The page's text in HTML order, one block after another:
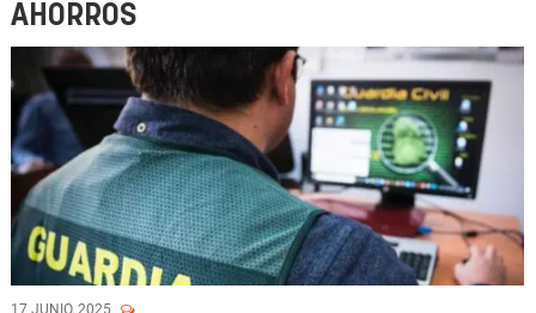
AHORROS
17 JUNIO, 2025